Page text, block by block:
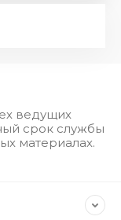
ведущих
срок службы
материалах.